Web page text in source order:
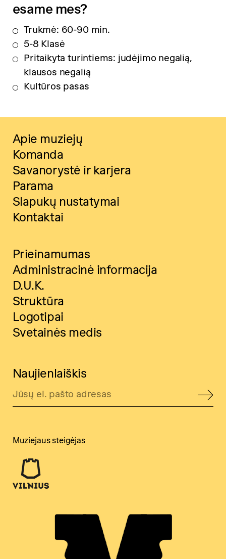
esame mes?
Trukmė: 60-90 min.
5-8 Klasė
Pritaikyta turintiems: judėjimo negalią,
klausos negalią
Kultūros pasas
Apie muziejų
Komanda
Savanorystė ir karjera
Parama
Slapukų nustatymai
Kontaktai
Prieinamumas
Administracinė informacija
D.U.K.
Struktūra
Logotipai
Svetainės medis
Naujienlaiškis
Muziejaus steigėjas